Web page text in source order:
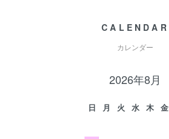
CALENDAR
カレンダー
2026年8月
日 月 火 水 木 金